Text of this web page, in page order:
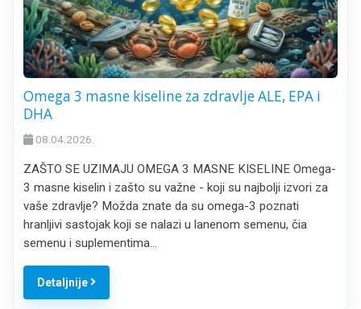
Omega 3 masne kiseline za zdravlje ALE, EPA i
DHA
08.04.2026.
ZAŠTO SE UZIMAJU OMEGA 3 MASNE KISELINE Omega-
3 masne kiselin i zašto su važne - koji su najbolji izvori za
vaše zdravlje? Možda znate da su omega-3 poznati
hranljivi sastojak koji se nalazi u lanenom semenu, čia
semenu i suplementima…
Detaljnije